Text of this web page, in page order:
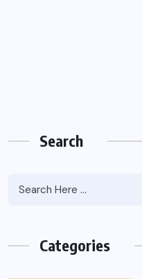
Search
Categories